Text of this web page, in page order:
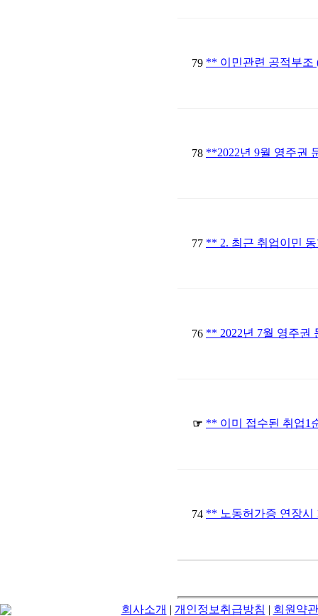
79 ** 이민관련 공적부조
78 **2022년 9월 영주권
77 ** 2. 최근 취업이민
76 ** 2022년 7월 영주권
☞ ** 이미 접수된 취업1
74 ** 노동허가증 연장시
회사소개 | 개인정보취급방침 | 회원약관